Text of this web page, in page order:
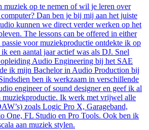
muziek op te nemen of wil je leren over
Dan ben je bij mij aan het juiste
kunnen we direct verder werken op het
The lessons can be offered in either
voor muziekproductie ontdekte ik op
een aantal jaar actief was als DJ. Snel
Audio Engineering bij het SAE
ik mijn Bachelor in Audio Production bij
ben ik werkzaam in verschillende
engineer of sound designer en geef ik al
muziekproductie. Ik werk met vrijwel alle
zoals Logic Pro X, Garageband,
One, FL Studio en Pro Tools. Ook ben ik
aan muziek stylen.